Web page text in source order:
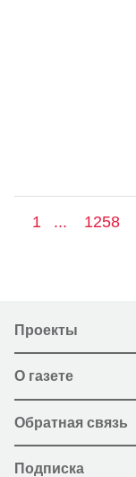
1 ... 1258
Проекты
О газете
Обратная связь
Подписка